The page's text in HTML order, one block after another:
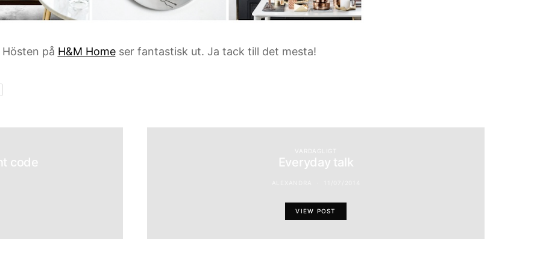
Hösten på H&M Homeser fantastisk ut. Ja tack till det mesta!
code
VARDAGLIGT
Everyday talk
VIEW POST